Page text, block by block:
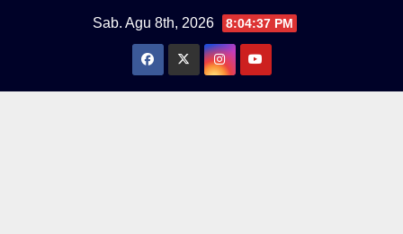
Sab. Agu 8th, 2026 8:04:37 PM